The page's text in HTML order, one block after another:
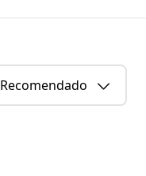
Recomendado